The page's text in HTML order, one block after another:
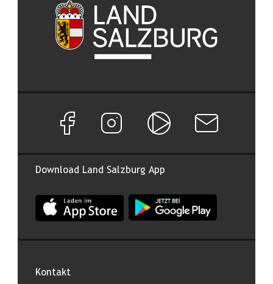
Download Land Salzburg App
App Land Salzburg im Apple App Store
App Land Salzburg im
Facebook Seite von Land Salzburg
Instagram Seite von Land Salzburg
Salzburg ONNewsletter
Kontakt